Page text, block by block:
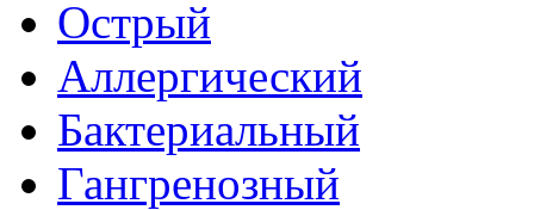
Острый
Аллергический
Бактериальный
Гангренозный